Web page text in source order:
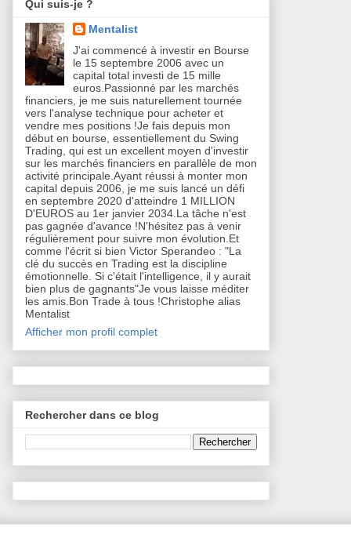
Qui suis-je ?
Mentalist
J'ai commencé à investir en Bourse
le 15 septembre 2006 avec un
capital total investi de 15 mille
euros.Passionné par les marchés
financiers, je me suis naturellement tournée
vers l'analyse technique pour acheter et
vendre mes positions !Je fais depuis mon
début en bourse, essentiellement du Swing
Trading, qui est un excellent moyen d'investir
sur les marchés financiers en parallèle de mon
activité principale.Ayant réussi à monter mon
capital depuis 2006, je me suis lancé un défi
en septembre 2020 d'atteindre 1 MILLION
D'EUROS au 1er janvier 2034.La tâche n'est
pas gagnée d'avance !N'hésitez pas à venir
régulièrement pour suivre mon évolution.Et
comme l'écrit si bien Victor Sperandeo : "La
clé du succès en Trading est la discipline
émotionnelle. Si c'était l'intelligence, il y aurait
bien plus de gagnants"Je vous laisse méditer
les amis.Bon Trade à tous !Christophe alias
Mentalist
Afficher mon profil complet
Rechercher dans ce blog